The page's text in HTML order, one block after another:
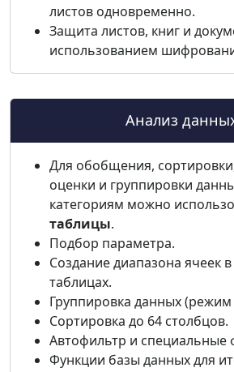
листов одновременно.
Защита листов, книг и
использованием
Анализ
Для обобщения,
оценки и группировки
категориям можно
таблицы.
Подбор параметра.
Создание диапазона ячеек
таблицах.
Группировка данных (режим
Сортировка до 64 столбцов.
Автофильтр и специальные
Функции базы данных для